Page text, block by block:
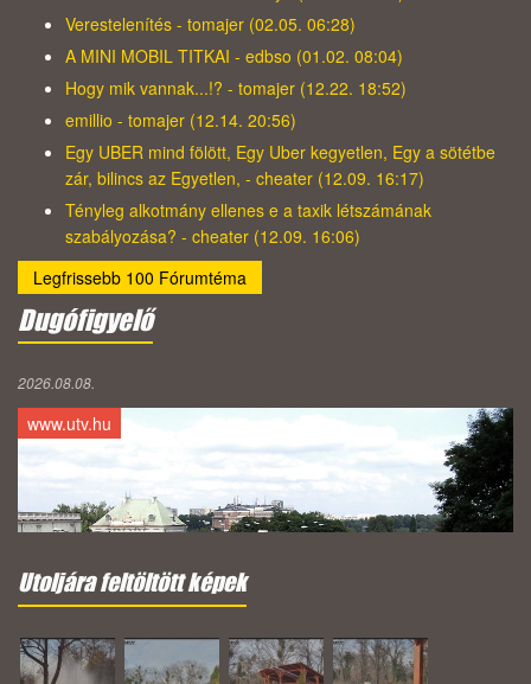
Verestelenítés - tomajer (02.05. 06:28)
A MINI MOBIL TITKAI - edbso (01.02. 08:04)
Hogy mik vannak...!? - tomajer (12.22. 18:52)
emillio - tomajer (12.14. 20:56)
Egy UBER mind fölött, Egy Uber kegyetlen, Egy a sötétbe
zár, bilincs az Egyetlen, - cheater (12.09. 16:17)
Tényleg alkotmány ellenes e a taxik létszámának
szabályozása? - cheater (12.09. 16:06)
Legfrissebb 100 Fórumtéma
Dugófigyelő
2026.08.08.
www.utv.hu
Utoljára feltöltött képek